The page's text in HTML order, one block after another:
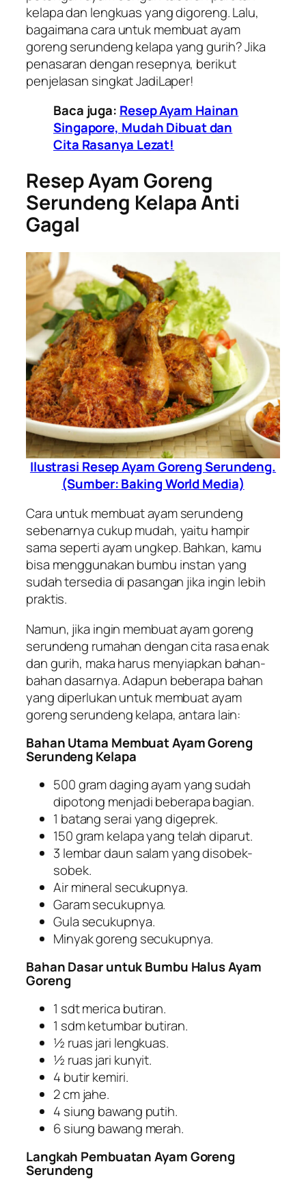
kelapa dan lengkuas yang digoreng. Lalu,
bagaimana cara untuk membuat ayam
goreng serundeng kelapa yang gurih? Jika
penasaran dengan resepnya, berikut
penjelasan singkat JadiLaper!
Baca juga: Resep Ayam Hainan
Singapore, Mudah Dibuat dan
Cita Rasanya Lezat!
Resep Ayam Goreng
Serundeng Kelapa Anti
Gagal
Ilustrasi Resep Ayam Goreng Serundeng.
(Sumber: Baking World Media)
Cara untuk membuat ayam serundeng
sebenarnya cukup mudah, yaitu hampir
sama seperti ayam ungkep. Bahkan, kamu
bisa menggunakan bumbu instan yang
sudah tersedia di pasangan jika ingin lebih
praktis.
Namun, jika ingin membuat ayam goreng
serundeng rumahan dengan cita rasa enak
dan gurih, maka harus menyiapkan bahan-
bahan dasarnya. Adapun beberapa bahan
yang diperlukan untuk membuat ayam
goreng serundeng kelapa, antara lain:
Bahan Utama Membuat Ayam Goreng
Serundeng Kelapa
500 gram daging ayam yang sudah
dipotong menjadi beberapa bagian.
1 batang serai yang digeprek.
150 gram kelapa yang telah diparut.
3 lembar daun salam yang disobek-
sobek.
Air mineral secukupnya.
Garam secukupnya.
Gula secukupnya.
Minyak goreng secukupnya.
Bahan Dasar untuk Bumbu Halus Ayam
Goreng
1 sdt merica butiran.
1 sdm ketumbar butiran.
½ ruas jari lengkuas.
½ ruas jari kunyit.
4 butir kemiri.
2 cm jahe.
4 siung bawang putih.
6 siung bawang merah.
Langkah Pembuatan Ayam Goreng
Serundeng